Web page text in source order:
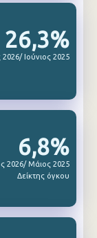
26,3%
2026/ Ιούνιος 2025
6,8%
2026/ Μάιος 2025
Δείκτης όγκου